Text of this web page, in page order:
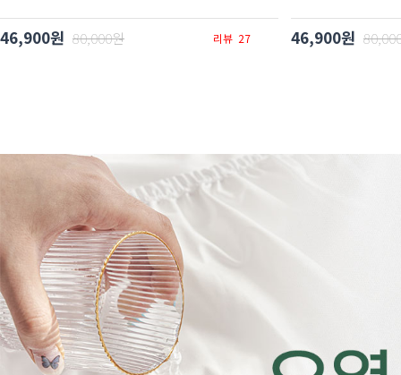
46,900원 80,000원 리뷰 27 46,900원